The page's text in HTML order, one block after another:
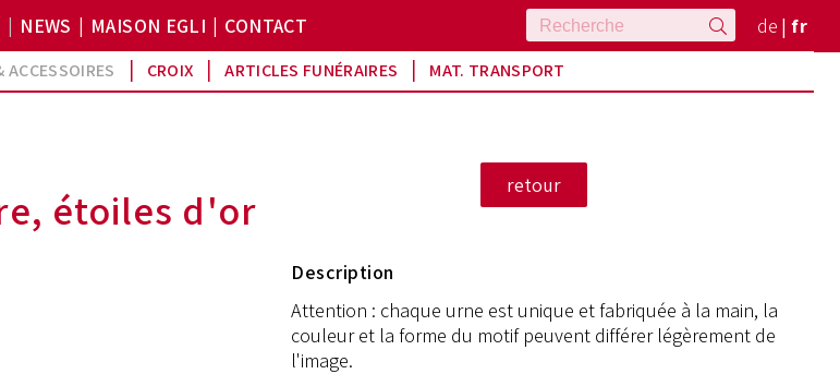
ACCESSOIRES CROIX ARTICLES FUNÉRAIRES MAT. TRANSPORT
NEWS MAISON EGLI CONTACT de fr
étoiles d'or
Description
Attention : chaque urne est unique et fabriquée à la main, la
couleur et la forme du motif peuvent différer légèrement de
l'image.